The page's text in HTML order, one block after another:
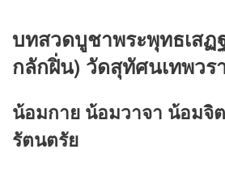
บทสวดบูชาพระพุทธเสฏ
กลักฝิ่น) วัดสุทัศนเทพวร
น้อมกาย น้อมวาจา น้อมจิ
รัตนตรัย